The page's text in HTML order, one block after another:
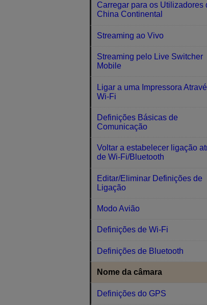
Carregar para os Utilizadores
China Continental
Streaming ao Vivo
Streaming pelo Live Switcher
Mobile
Ligar a uma Impressora
Wi-Fi
Definições Básicas de
Comunicação
Voltar a estabelecer ligação
de Wi-Fi/Bluetooth
Editar/Eliminar Definições de
Ligação
Modo Avião
Definições de Wi-Fi
Definições de Bluetooth
Nome da câmara
Definições do GPS